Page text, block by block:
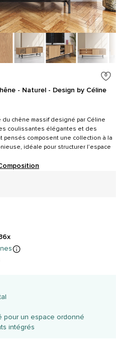
- Naturel - Design by Céline
du chêne massif designé par Céline
coulissantes élégantes et des
pensés composent une collection à la
idéale pour structurer l’espace
pour un espace ordonné
intégrés